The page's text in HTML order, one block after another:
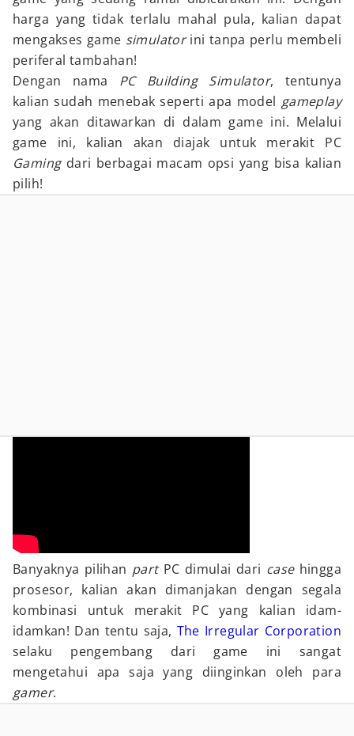
harga yang tidak terlalu mahal pula, kalian dapat
mengakses game simulatorini tanpa perlu membeli
periferal tambahan!
Dengan nama PC Building Simulator, tentunya
kalian sudah menebak seperti apa model gameplay
yang akan ditawarkan di dalam game ini. Melalui
game ini, kalian akan diajak untuk merakit PC
Gamingdari berbagai macam opsi yang bisa kalian
pilih!
Banyaknya pilihan partPC dimulai dari casehingga
prosesor, kalian akan dimanjakan dengan segala
kombinasi untuk merakit PC yang kalian idam-
idamkan! Dan tentu saja, The Irregular Corporation
selaku pengembang dari game ini sangat
mengetahui apa saja yang diinginkan oleh para
gamer.